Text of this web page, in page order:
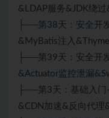
&LDAP服务&JDK绕
├──第38天：安全开
&MyBatis注入
├──第39天：安全开
&Actuator监控泄漏
├──第3天：基础入门
&CDN加速&反向代理